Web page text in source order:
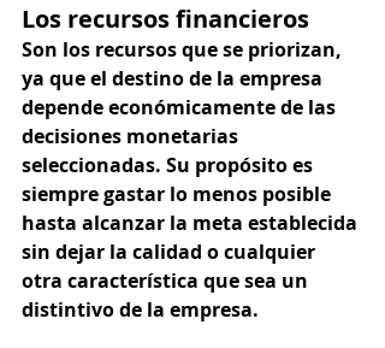
Los recursos financieros
Son los recursos que se priorizan,
ya que el destino de la empresa
depende económicamente de las
decisiones monetarias
seleccionadas. Su propósito es
siempre gastar lo menos posible
hasta alcanzar la meta establecida
sin dejar la calidad o cualquier
otra característica que sea un
distintivo de la empresa.